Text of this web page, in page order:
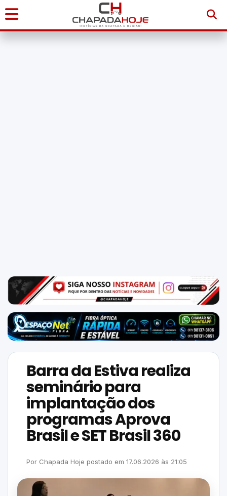
Início
NAS
NOSSAS
REDES
Barra da Estiva realiza
seminário para
implantação dos
programas Aprova
Brasil e SET Brasil 360
Por Chapada Hoje postado em 17.06.2026 às 21:05